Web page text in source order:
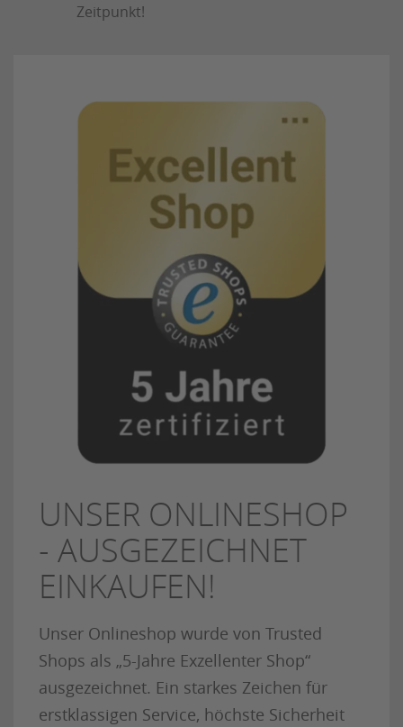
Zeitpunkt!
UNSER ONLINESHOP
- AUSGEZEICHNET
EINKAUFEN!
Unser Onlineshop wurde von Trusted
Shops als „5-Jahre Exzellenter Shop“
ausgezeichnet. Ein starkes Zeichen für
erstklassigen Service, höchste Sicherheit